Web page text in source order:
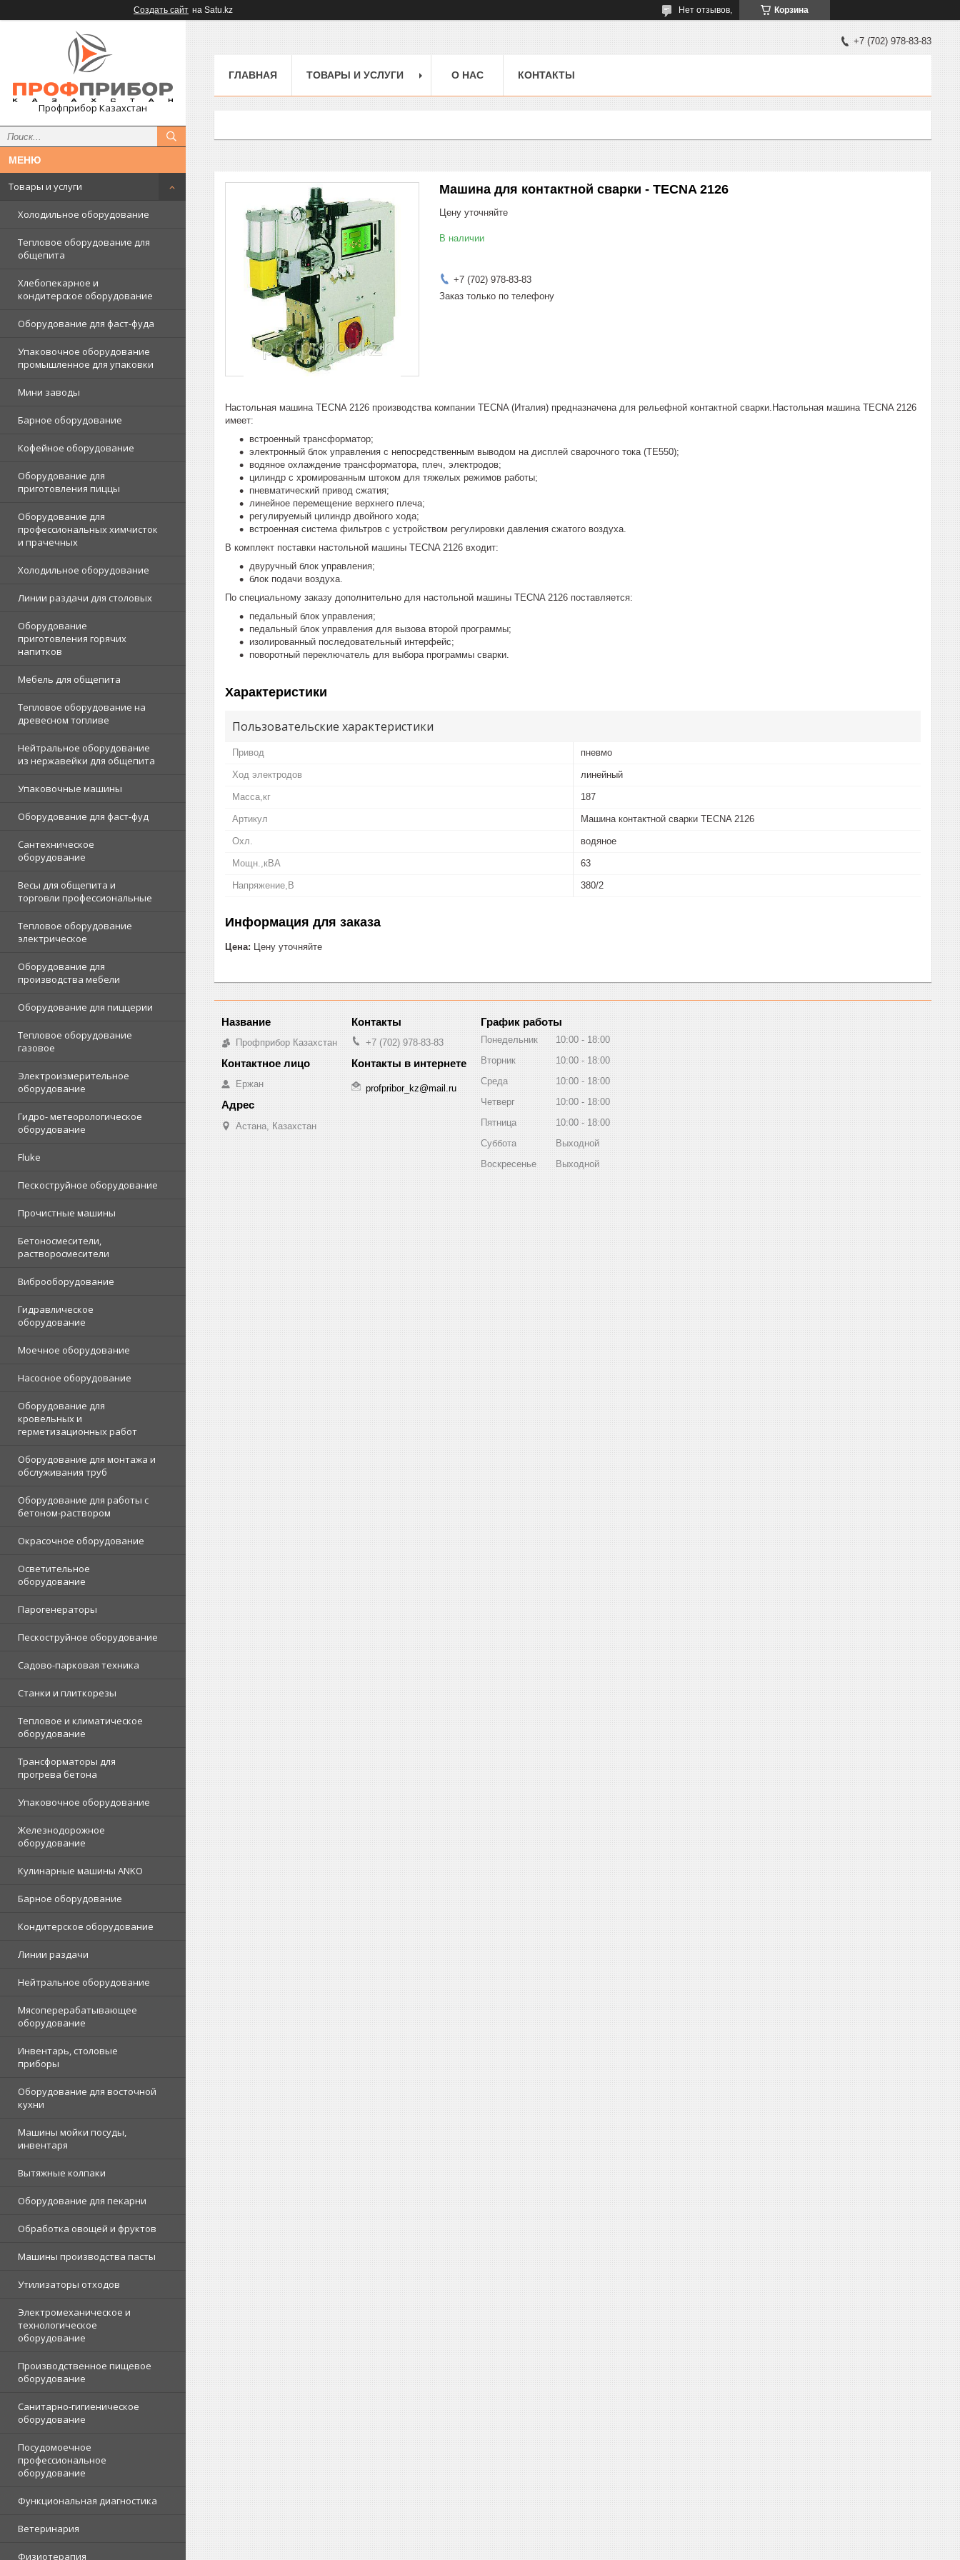
Создать сайт на Satu.kz Корзина
Нет отзывов,
Профприбор Казахстан
Товары и услуги
Холодильное оборудование
Тепловое оборудование для
общепита
Хлебопекарное и
кондитерское оборудование
Оборудование для фаст-фуда
Упаковочное оборудование
промышленное для упаковки
Мини заводы
Барное оборудование
Кофейное оборудование
Оборудование для
приготовления пиццы
Оборудование для
профессиональных химчисток
и прачечных
Холодильное оборудование
Линии раздачи для столовых
Оборудование
приготовления горячих
напитков
Мебель для общепита
Тепловое оборудование на
древесном топливе
Нейтральное оборудование
из нержавейки для общепита
Упаковочные машины
Оборудование для фаст-фуд
Сантехническое
оборудование
Весы для общепита и
торговли профессиональные
Тепловое оборудование
электрическое
Оборудование для
производства мебели
Оборудование для пиццерии
Тепловое оборудование
газовое
Электроизмерительное
оборудование
Гидро- метеорологическое
оборудование
Fluke
Пескоструйное оборудование
Прочистные машины
Бетоносмесители,
растворосмесители
Виброоборудование
Гидравлическое
оборудование
Моечное оборудование
Насосное оборудование
Оборудование для
кровельных и
герметизационных работ
Оборудование для монтажа и
обслуживания труб
Оборудование для работы с
бетоном-раствором
Окрасочное оборудование
Осветительное
оборудование
Парогенераторы
Пескоструйное оборудование
Садово-парковая техника
Станки и плиткорезы
Тепловое и климатическое
оборудование
Трансформаторы для
прогрева бетона
Упаковочное оборудование
Железнодорожное
оборудование
Кулинарные машины ANKO
Барное оборудование
Кондитерское оборудование
Линии раздачи
Нейтральное оборудование
Мясоперерабатывающее
оборудование
Инвентарь, столовые
приборы
Оборудование для восточной
кухни
Машины мойки посуды,
инвентаря
Вытяжные колпаки
Оборудование для пекарни
Обработка овощей и фруктов
Машины производства пасты
Утилизаторы отходов
Электромеханическое и
технологическое
оборудование
Производственное пищевое
оборудование
Санитарно-гигиеническое
оборудование
Посудомоечное
профессиональное
оборудование
Функциональная диагностика
Ветеринария
Физиотерапия
+7 (702) 978-83-83
ГЛАВНАЯ ТОВАРЫ И УСЛУГИ О НАС КОНТАКТЫ
Машина для контактной сварки - TECNA 2126
Цену уточняйте
В наличии
+7 (702) 978-83-83
Заказ только по телефону
Настольная машина TECNA 2126 производства компании TECNA (Италия) предназначена для рельефной контактной сварки.Настольная машина TECNA 2126
имеет:
встроенный трансформатор;
электронный блок управления с непосредственным выводом на дисплей сварочного тока (TE550);
водяное охлаждение трансформатора, плеч, электродов;
цилиндр с хромированным штоком для тяжелых режимов работы;
пневматический привод сжатия;
линейное перемещение верхнего плеча;
регулируемый цилиндр двойного хода;
встроенная система фильтров с устройством регулировки давления сжатого воздуха.
В комплект поставки настольной машины TECNA 2126 входит:
двуручный блок управления;
блок подачи воздуха.
По специальному заказу дополнительно для настольной машины TECNA 2126 поставляется:
педальный блок управления;
педальный блок управления для вызова второй программы;
изолированный последовательный интерфейс;
поворотный переключатель для выбора программы сварки.
Характеристики
Пользовательские характеристики
Привод пневмо
Ход электродов линейный
Масса,кг 187
Артикул Машина контактной сварки TECNA 2126
Охл. водяное
Мощн.,кВА 63
Напряжение,В 380/2
Информация для заказа
Цена: Цену уточняйте
Профприбор Казахстан
Ержан
Астана, Казахстан
+7 (702) 978-83-83
profpribor_kz@mail.ru
График работы
Понедельник 10:00
18:00
Вторник
10:00
18:00
Среда
10:00
18:00
Четверг
10:00
18:00
Пятница
10:00
18:00
Суббота
Выходной
Воскресенье
Выходной